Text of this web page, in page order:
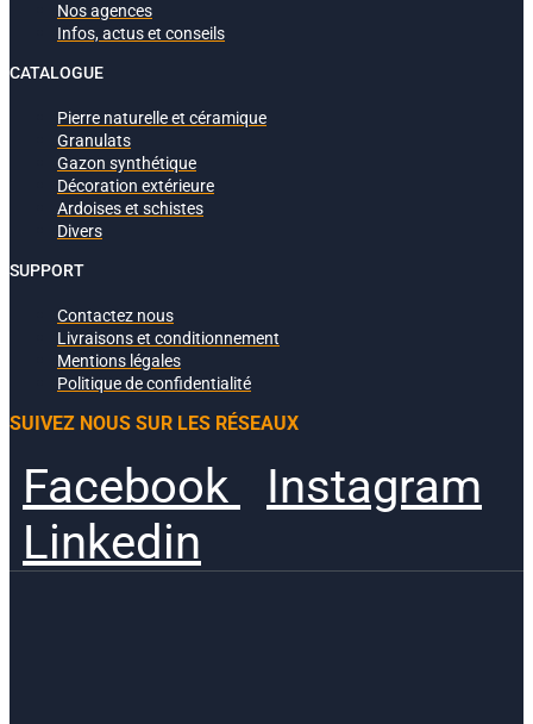
Nos agences
Infos, actus et conseils
CATALOGUE
Pierre naturelle et céramique
Granulats
Gazon synthétique
Décoration extérieure
Ardoises et schistes
Divers
SUPPORT
Contactez nous
Livraisons et conditionnement
Mentions légales
Politique de confidentialité
SUIVEZ NOUS SUR LES RÉSEAUX
Facebook
Instagram
Linkedin